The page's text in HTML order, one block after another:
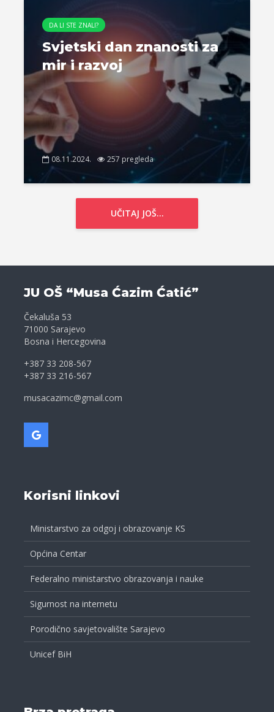
DA LI STE ZNALI?
Svjetski dan znanosti za
mir i razvoj
08.11.2024. 257 pregleda
UČITAJ JOŠ...
JU OŠ “Musa Ćazim Ćatić”
Čekaluša 53
71000 Sarajevo
Bosna i Hercegovina
+387 33 208-567
+387 33 216-567
musacazimc@gmail.com
Korisni linkovi
Ministarstvo za odgoj i obrazovanje KS
Općina Centar
Federalno ministarstvo obrazovanja i nauke
Sigurnost na internetu
Porodično savjetovalište Sarajevo
Unicef BiH